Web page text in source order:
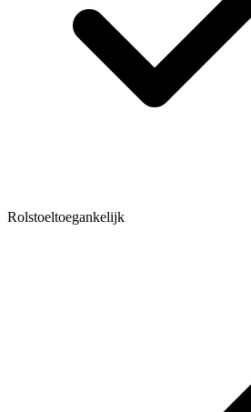
Rolstoeltoegankelijk